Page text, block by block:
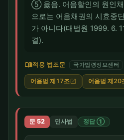
⑤ 옳음. 어음할인의 원인
으로는 어음채권의 시효중
가 아니다(대법원 1999. 6.
결).
menu_book적용 법조문 국가법령정보센터
어음법 제17조 open_in_new 어음법 제20
문 52 민사법 정답 ①